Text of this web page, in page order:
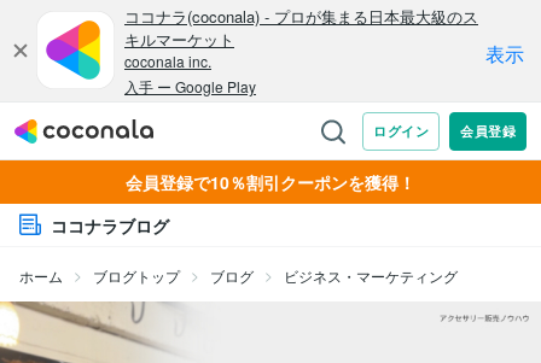
会員登録で10％割引クーポンを獲得！
ココナラブログ
ホーム ブログトップ ブログ ビジネス・マーケティング